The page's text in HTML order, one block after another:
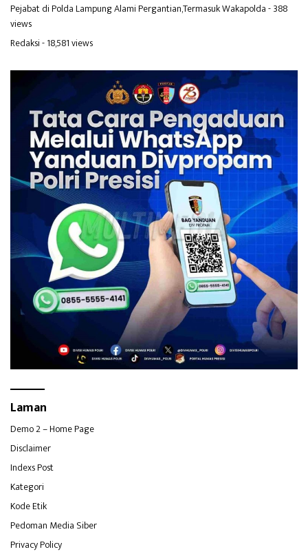
Pejabat di Polda Lampung Alami Pergantian,Termasuk Wakapolda- 388
views
Redaksi- 18,581 views
Laman
Demo 2 – Home Page
Disclaimer
Indexs Post
Kategori
Kode Etik
Pedoman Media Siber
Privacy Policy